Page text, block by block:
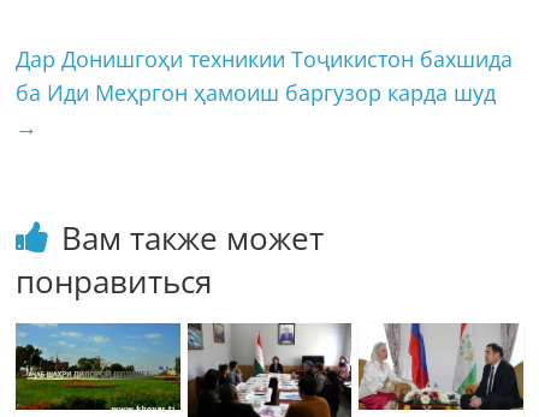
Дар Донишгоҳи техникии Тоҷикистон бахшида
ба Иди Меҳргон ҳамоиш баргузор карда шуд
→
Вам также может
понравиться